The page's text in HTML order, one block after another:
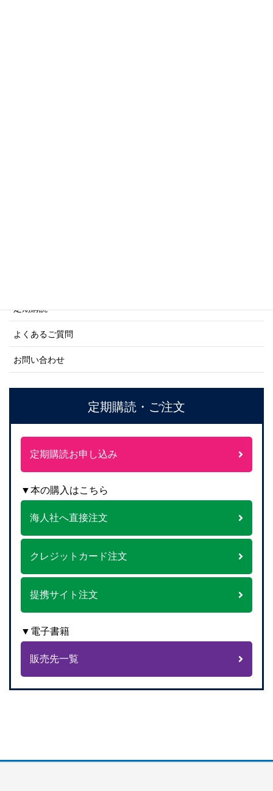
定期購読
よくあるご質問
お問い合わせ
定期購読・ご注文
定期購読お申し込み
▼本の購入はこちら
海人社へ直接注文
クレジットカード注文
提携サイト注文
▼電子書籍
販売先一覧